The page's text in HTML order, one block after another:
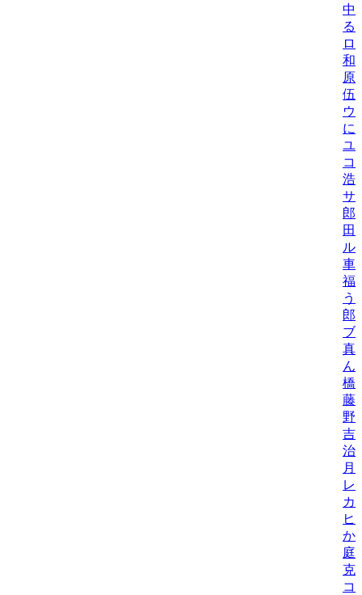
中
る
ロ
和
原
伍/
ウ
に
ユ
コ
浩
サ
郎
田
ル
車/
福
う
郎
ブ
真
ん
橋
藤
野
吉
治/
月
レ
カ
ヒ
か
庭/
克
コ